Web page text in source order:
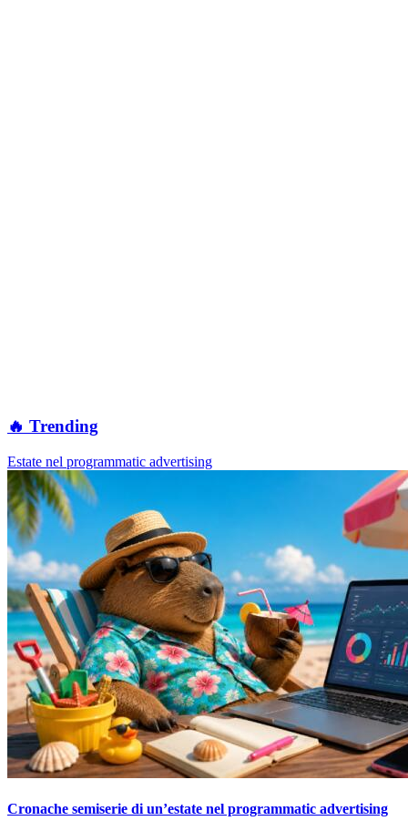
🔥 Trending
Estate nel programmatic advertising
Cronache semiserie di un’estate nel programmatic advertising